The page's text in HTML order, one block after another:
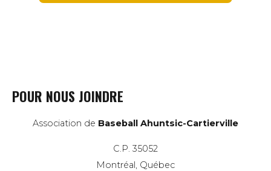
POUR NOUS JOINDRE
Association de Baseball Ahuntsic-Cartierville
C.P. 35052
Montréal, Québec